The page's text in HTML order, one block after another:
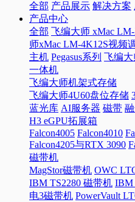
全部 产品展示 解决方案
产品中心
全部 飞编大师 xMac
师xMac LM-4K12S视频
主机 Pegasus系列 飞编大
一体机
飞编大师机架式存储
飞编大师4U60盘位存储
蓝光库 AI服务器 磁带
H3 eGPU拓展箱
Falcon4005 Falcon4010
Falcon4205与RTX 3090
磁带机
MagStor磁带机 OWC
IBM TS2280 磁带机 IBM
电3磁带机 PowerVault